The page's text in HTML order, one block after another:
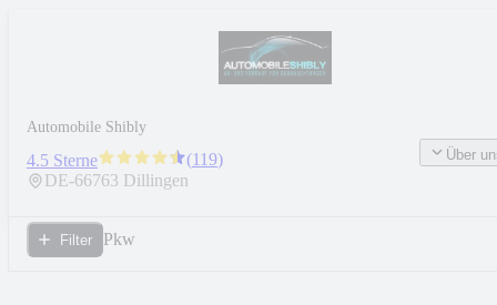
Automobile Shibly
4.5 Sterne (119)
DE-66763 Dillingen
Über
Filter Pkw